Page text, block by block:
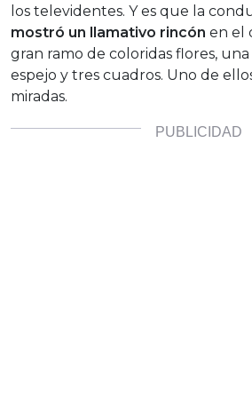
los televidentes. Y es que la
mostró un llamativo rincón en el
gran ramo de coloridas flores,
espejo y tres cuadros. Uno de
miradas.